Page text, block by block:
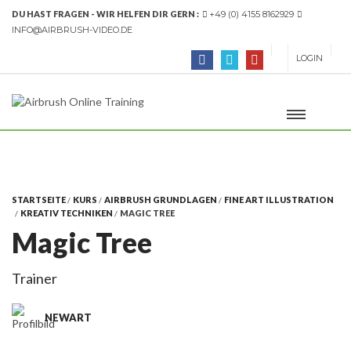
DU HAST FRAGEN - WIR HELFEN DIR GERN :
+49 (0) 4155 8162929
INFO@AIRBRUSH-VIDEO.DE
LOGIN
STARTSEITE KURS AIRBRUSH GRUNDLAGEN
FINE ART ILLUSTRATION
KREATIV TECHNIKEN
MAGIC TREE
Magic Tree
Trainer
NEWART